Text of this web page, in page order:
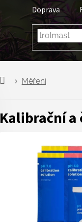
Doprava
Měření
Kalibrační a